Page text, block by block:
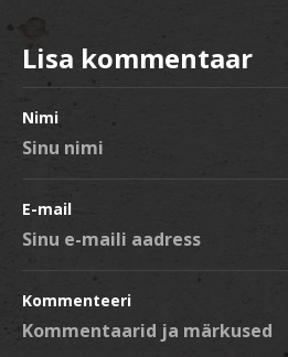
Lisa kommentaar
Nimi
E-mail
Kommenteeri